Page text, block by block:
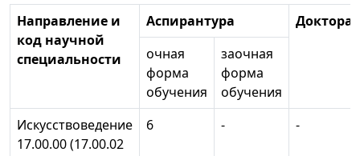
Направление и
код научной
специальности
Аспирантура
очная
форма
обучения
заочная
форма
обучения
Искусствоведение
17.00.00 (17.00.02
6 - -